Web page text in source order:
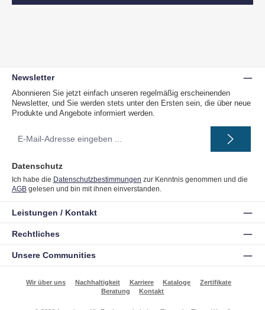
Newsletter
Abonnieren Sie jetzt einfach unseren regelmäßig erscheinenden
Newsletter, und Sie werden stets unter den Ersten sein, die über neue
Produkte und Angebote informiert werden.
Mail-
Datenschutz
Ich habe die Datenschutzbestimmungen zur Kenntnis genommen und die
AGB gelesen und bin mit ihnen einverstanden.
Unsere Communities
Leistungen / Kontakt
Rechtliches
Wir über uns Nachhaltigkeit Karriere Kataloge
Zertifikate
Beratung
Kontakt